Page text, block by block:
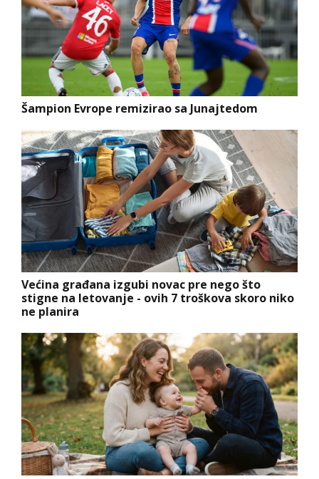
Šampion Evrope remizirao sa Junajtedom
Većina građana izgubi novac pre nego što
stigne na letovanje - ovih 7 troškova skoro niko
ne planira